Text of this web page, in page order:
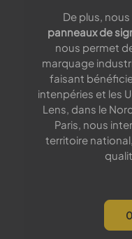
De plus,
panneaux de
nous permet
marquage
faisant
intenpéries et les
Lens, dans le
Paris, nous
territoire